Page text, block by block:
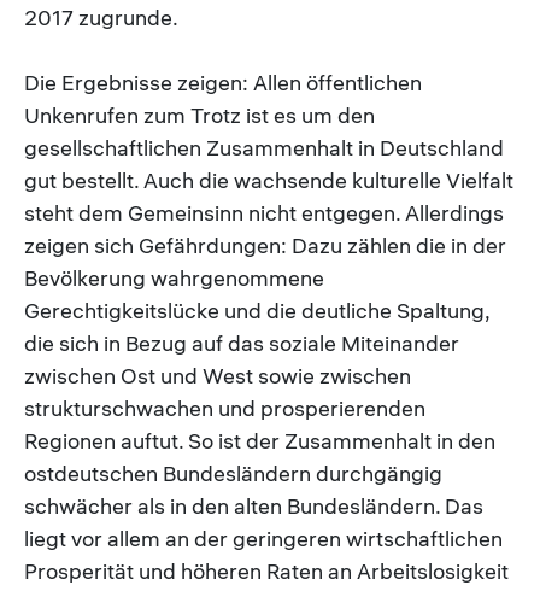
2017 zugrunde.
Die Ergebnisse zeigen: Allen öffentlichen
Unkenrufen zum Trotz ist es um den
gesellschaftlichen Zusammenhalt in Deutschland
gut bestellt. Auch die wachsende kulturelle Vielfalt
steht dem Gemeinsinn nicht entgegen. Allerdings
zeigen sich Gefährdungen: Dazu zählen die in der
Bevölkerung wahrgenommene
Gerechtigkeitslücke und die deutliche Spaltung,
die sich in Bezug auf das soziale Miteinander
zwischen Ost und West sowie zwischen
strukturschwachen und prosperierenden
Regionen auftut. So ist der Zusammenhalt in den
ostdeutschen Bundesländern durchgängig
schwächer als in den alten Bundesländern. Das
liegt vor allem an der geringeren wirtschaftlichen
Prosperität und höheren Raten an Arbeitslosigkeit